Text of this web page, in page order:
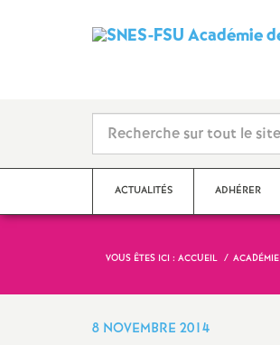
ACTUALITÉS ADHÉRER
Stages syndicaux
VOUS ÊTES ICI : ACCUEIL ACADÉMIE
8 NOVEMBRE 2014